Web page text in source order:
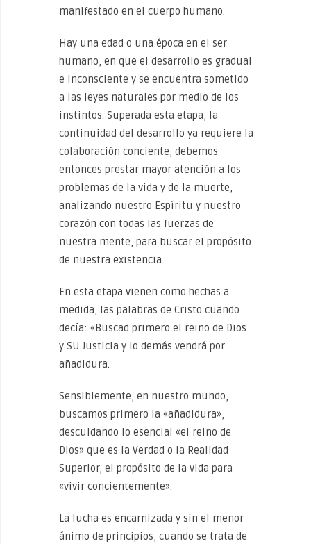
manifestado en el cuerpo humano.
Hay una edad o una época en el ser
humano, en que el desarrollo es gradual
e inconsciente y se encuentra sometido
a las leyes naturales por medio de los
instintos. Superada esta etapa, la
continuidad del desarrollo ya requiere la
colaboración conciente, debemos
entonces prestar mayor atención a los
problemas de la vida y de la muerte,
analizando nuestro Espíritu y nuestro
corazón con todas las fuerzas de
nuestra mente, para buscar el propósito
de nuestra existencia.
En esta etapa vienen como hechas a
medida, las palabras de Cristo cuando
decía: «Buscad primero el reino de Dios
y SU Justicia y lo demás vendrá por
añadidura.
Sensiblemente, en nuestro mundo,
buscamos primero la «añadidura»,
descuidando lo esencial «el reino de
Dios» que es la Verdad o la Realidad
Superior, el propósito de la vida para
«vivir concientemente».
La lucha es encarnizada y sin el menor
ánimo de principios, cuando se trata de